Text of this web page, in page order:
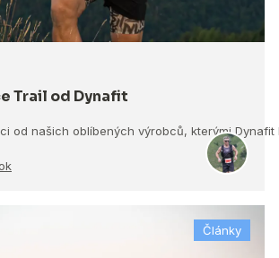
Trail od Dynafit
od našich oblíbených výrobců, kterými
Články